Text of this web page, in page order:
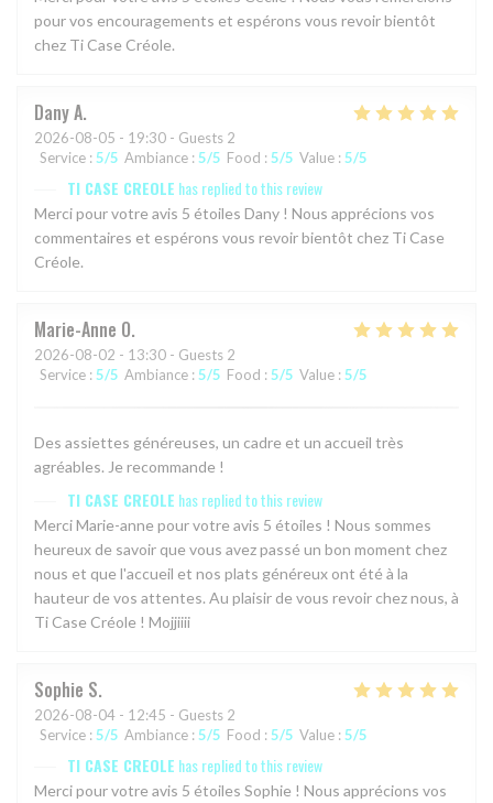
pour vos encouragements et espérons vous revoir bientôt
chez Ti Case Créole.
DanyA
2026-08-05 - 19:30 - Guests 2
Service : 5/5 Ambiance : 5/5 Food : 5/5 Value : 5/5
TI CASE CREOLE has replied to this review
Merci pour votre avis 5 étoiles Dany ! Nous apprécions vos
commentaires et espérons vous revoir bientôt chez Ti Case
Créole.
Marie-Anne O
2026-08-02 - 13:30 - Guests 2
Service : 5/5 Ambiance : 5/5 Food : 5/5 Value : 5/5
Des assiettes généreuses, un cadre et un accueil très
agréables. Je recommande !
TI CASE CREOLE has replied to this review
Merci Marie-anne pour votre avis 5 étoiles ! Nous sommes
heureux de savoir que vous avez passé un bon moment chez
nous et que l'accueil et nos plats généreux ont été à la
hauteur de vos attentes. Au plaisir de vous revoir chez nous, à
Ti Case Créole ! Mojjiiii
Sophie S
2026-08-04 - 12:45 - Guests 2
Service : 5/5 Ambiance : 5/5 Food : 5/5 Value : 5/5
TI CASE CREOLE has replied to this review
Merci pour votre avis 5 étoiles Sophie ! Nous apprécions vos